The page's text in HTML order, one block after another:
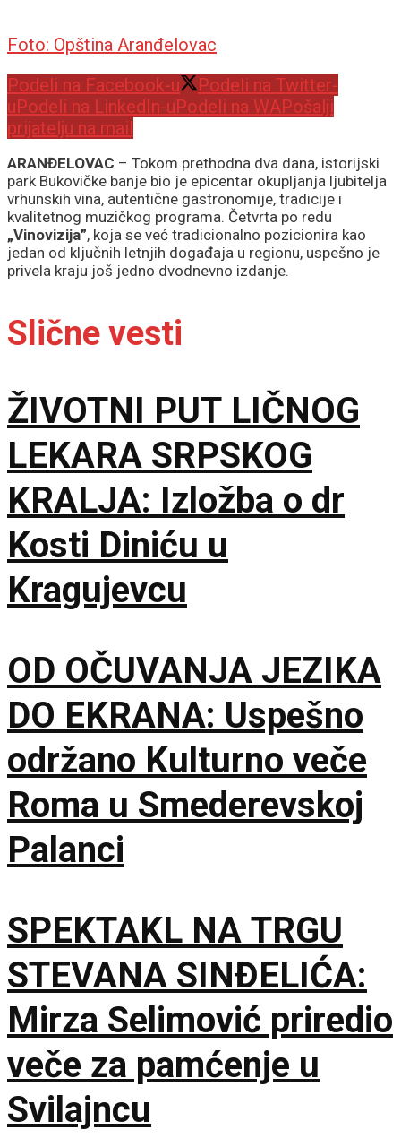
Foto: Opština Aranđelovac
Podeli na Facebook-u
Podeli na Twitter-
u Podeli na LinkedIn-u Podeli na WAPošalji
prijatelju na mail
ARANĐELOVAC – Tokom prethodna dva dana, istorijski
park Bukovičke banje bio je epicentar okupljanja ljubitelja
vrhunskih vina, autentične gastronomije, tradicije i
kvalitetnog muzičkog programa. Četvrta po redu
„Vinovizija”, koja se već tradicionalno pozicionira kao
jedan od ključnih letnjih događaja u regionu, uspešno je
privela kraju još jedno dvodnevno izdanje.
Slične vesti
ŽIVOTNI PUT LIČNOG
LEKARA SRPSKOG
KRALJA: Izložba o dr
Kosti Diniću u
Kragujevcu
OD OČUVANJA JEZIKA
DO EKRANA: Uspešno
održano Kulturno veče
Roma u Smederevskoj
Palanci
SPEKTAKL NA TRGU
STEVANA SINĐELIĆA:
Mirza Selimović priredio
veče za pamćenje u
Svilajncu